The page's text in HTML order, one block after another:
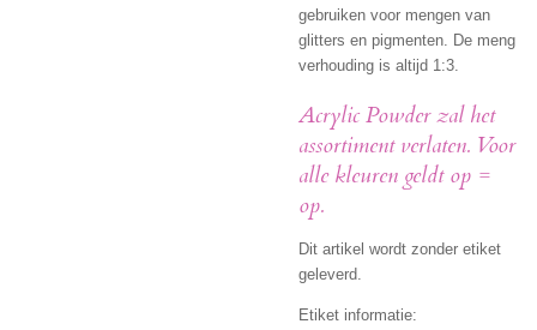
gebruiken voor mengen van
glitters en pigmenten. De meng
verhouding is altijd 1:3.
Acrylic Powder zal het
assortiment verlaten. Voor
alle kleuren geldt op =
op.
Dit artikel wordt zonder etiket
geleverd.
Etiket informatie: